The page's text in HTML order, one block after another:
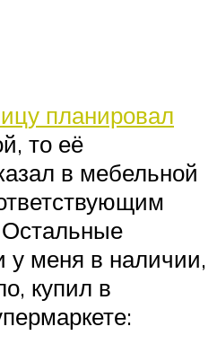
планировал
то её
в мебельной
меня в наличии,
купил в